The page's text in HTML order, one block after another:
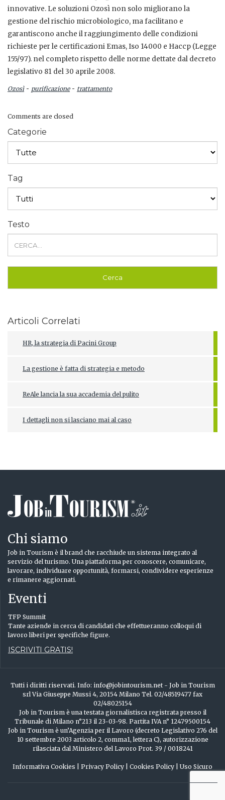
innovative. Le soluzioni Ozosì non solo migliorano la
gestione del rischio microbiologico, ma facilitano e
garantiscono anche il raggiungimento delle condizioni
richieste per le certificazioni Emas, Iso 14000 e Haccp (Legge
155/97). nel completo rispetto delle norme dettate dal decreto
legislativo 81 del 30 aprile 2008.
Ozosì- purificazione- trattamento
Comments are closed
Categorie
Tag
Testo
Articoli Correlati
HR, la strategia di Pacini Group
La gestione è fatta di strategia e metodo
ReAle lancia la sua accademia del pulito
I dettagli non si lasciano mai al caso
Chi siamo
Job in Tourism è il brand che racchiude un sistema integrato al
servizio del turismo. Una piattaforma per conoscere, comunicare,
lavorare, individuare opportunità, formarsi, condividere esperienze
e rimanere aggiornati.
Eventi
TFP Summit
Tante aziende in cerca di candidati che effettueranno colloqui di
lavoro liberi per specifiche figure.
ISCRIVITI GRATIS!
Tutti i diritti riservati. Info: info@jobintourism.net - Job in Tourism
srl Via Giuseppe Mussi 4, 20154 Milano Tel. 02/48519477 fax
02/48025154
Job in Tourism è una testata giornalistisca registrata presso il
Tribunale di Milano n°213 il 23-03-98. Partita IVA n° 12479500154
Job in Tourism è un’Agenzia per il Lavoro (decreto Legislativo 276 del
10 settembre 2003 articolo 2, comma1, lettera C), autorizzazione
rilasciata dal Ministero del Lavoro Prot. 39 / 0018241
Informativa Cookies Privacy Policy Cookies Policy Uso Sicuro